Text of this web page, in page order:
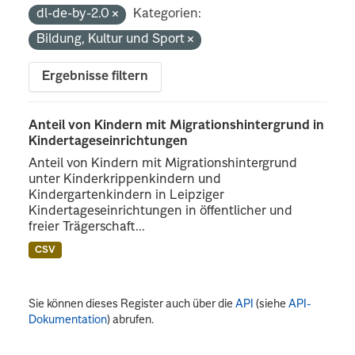
dl-de-by-2.0
Kategorien:
Bildung, Kultur und Sport
Ergebnisse filtern
Anteil von Kindern mit Migrationshintergrund in
Kindertageseinrichtungen
Anteil von Kindern mit Migrationshintergrund
unter Kinderkrippenkindern und
Kindergartenkindern in Leipziger
Kindertageseinrichtungen in öffentlicher und
freier Trägerschaft...
CSV
Sie können dieses Register auch über dieAPI (sieheAPI-
Dokumentation) abrufen.